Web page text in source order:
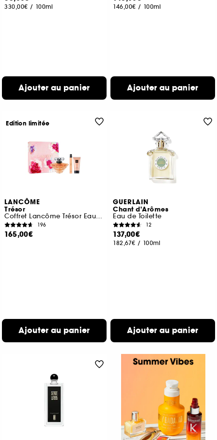
330,00€ / 100ml
Ajouter au panier
146,00€ / 100ml
Ajouter au panier
LANCÔME
Trésor
Coffret Lancôme Trésor Eau de Parfum
196
165,00€
Ajouter au panier
Edition limitée
GUERLAIN
Chant d'Arômes
Eau de Toilette
12
137,00€
182,67€ / 100ml
Ajouter au panier